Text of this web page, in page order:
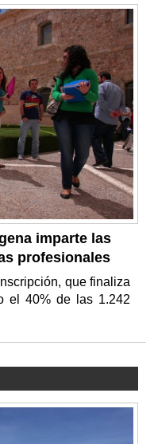
imparte las
profesionales
que finaliza
el 40% de las 1.242